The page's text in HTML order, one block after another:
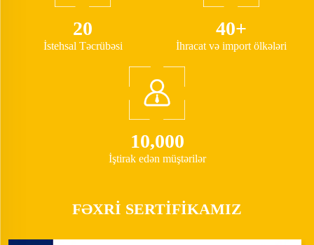
20
İstehsal Təcrübəsi
40+
İhracat və import ölkələri
10,000
İştirak edən müştərilər
FƏXRİ SERTİFİKAMIZ